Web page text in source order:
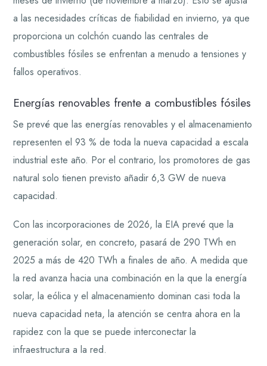
a las necesidades críticas de fiabilidad en invierno, ya que
proporciona un colchón cuando las centrales de
combustibles fósiles se enfrentan a menudo a tensiones y
fallos operativos.
Energías renovables frente a combustibles fósiles
Se prevé que las energías renovables y el almacenamiento
representen el 93 % de toda la nueva capacidad a escala
industrial este año. Por el contrario, los promotores de gas
natural solo tienen previsto añadir 6,3 GW de nueva
capacidad.
Con las incorporaciones de 2026, la EIA prevé que la
generación solar, en concreto, pasará de 290 TWh en
2025 a más de 420 TWh a finales de año. A medida que
la red avanza hacia una combinación en la que la energía
solar, la eólica y el almacenamiento dominan casi toda la
nueva capacidad neta, la atención se centra ahora en la
rapidez con la que se puede interconectar la
infraestructura a la red.